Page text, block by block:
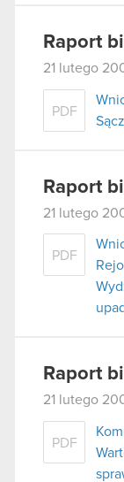
Raport
21 lutego
PDF
Raport
21 lutego
PDF
Raport
21 lutego
PDF